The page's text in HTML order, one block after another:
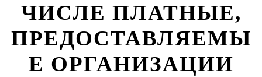
ЧИСЛЕ ПЛАТНЫЕ,
ПРЕДОСТАВЛЯЕМЫ
Е ОРГАНИЗАЦИИ